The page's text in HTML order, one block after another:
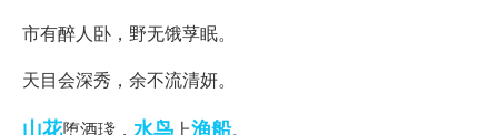
市有醉人卧，野无饿莩眠。
天目会深秀，余不流清妍。
山花堕酒琖， 水鸟上渔船。